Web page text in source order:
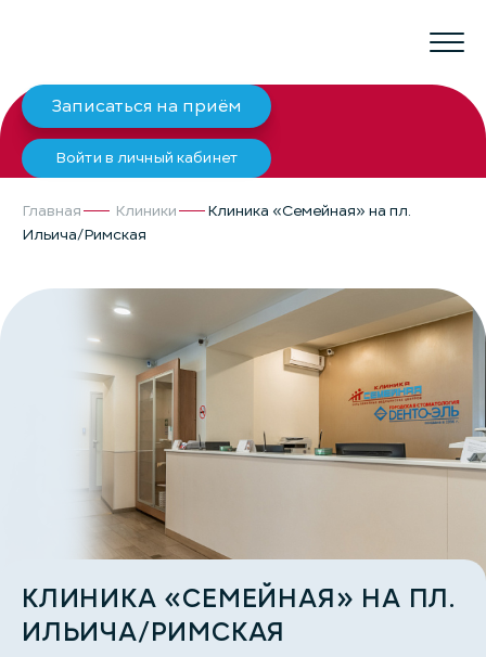
Записаться на приём
Войти в личный кабинет
Главная Клиники
Клиника «Семейная» на пл.
Ильича/Римская
КЛИНИКА «СЕМЕЙНАЯ» НА ПЛ.
ИЛЬИЧА/РИМСКАЯ